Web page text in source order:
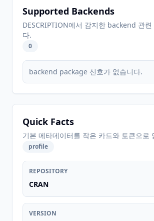
Supported Backends
DESCRIPTION에서 감지한 backend 관
다.
0
backend package 신호가 없습니다.
Quick Facts
기본 메타데이터를 작은 카드와 토큰으로
profile
REPOSITORY
CRAN
VERSION